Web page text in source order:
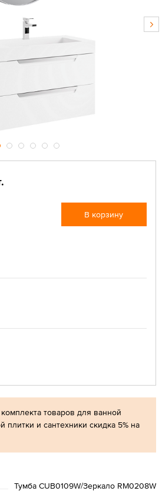
товаров для ванной
плитки и сантехники скидка 5% на
Тумба CUB0109W/Зеркало RM0208W
В корзину